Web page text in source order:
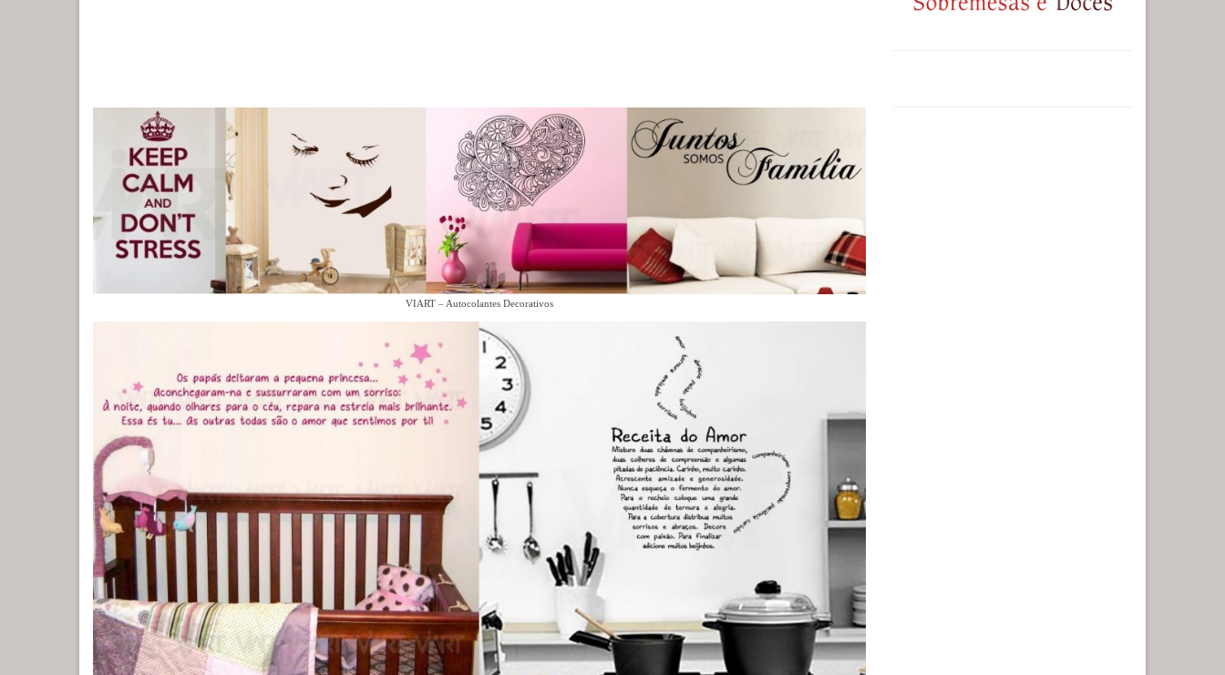
VIART – Autocolantes Decorativos